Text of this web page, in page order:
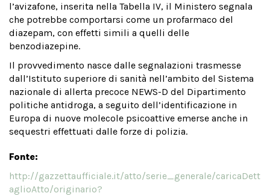
l’avizafone, inserita nella Tabella IV, il Ministero segnala
che potrebbe comportarsi come un profarmaco del
diazepam, con effetti simili a quelli delle
benzodiazepine.
Il provvedimento nasce dalle segnalazioni trasmesse
dall’Istituto superiore di sanità nell’ambito del Sistema
nazionale di allerta precoce NEWS-D del Dipartimento
politiche antidroga, a seguito dell’identificazione in
Europa di nuove molecole psicoattive emerse anche in
sequestri effettuati dalle forze di polizia.
Fonte:
http://gazzettaufficiale.it/atto/serie_generale/caricaDett
aglioAtto/originario?